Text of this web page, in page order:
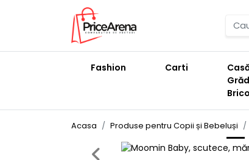
Fashion Carti
Acasa Produse pentru Copii și Bebeluși
Previous